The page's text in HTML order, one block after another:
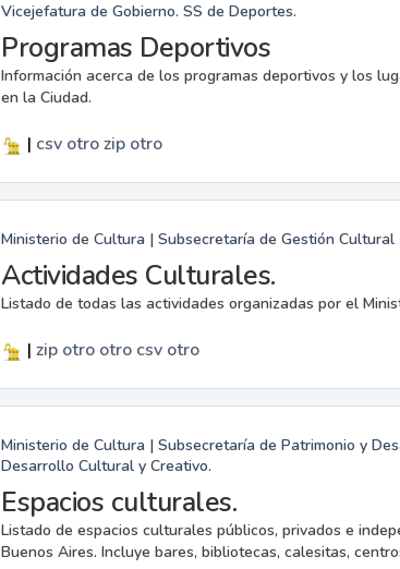
Vicejefatura de Gobierno. SS de Deportes.
Programas Deportivos
Información acerca de los programas deportivos y los
en la Ciudad.
| csv otrozip otro
Ministerio de Cultura | Subsecretaría de Gestión Cultural
Actividades Culturales.
Listado de todas las actividades organizadas por el
| zip otro otro csv otro
Ministerio de Cultura | Subsecretaría de Patrimonio y
Desarrollo Cultural y Creativo.
Espacios culturales.
Listado de espacios culturales públicos, privados e
Buenos Aires. Incluye bares, bibliotecas, calesitas,